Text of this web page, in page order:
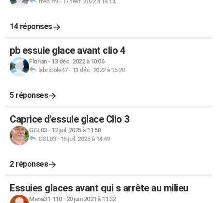
14 réponses
pb essuie glace avant clio 4
Florian- 13 déc. 2022 à 10:06
labricole47- 13 déc. 2022 à 15:28
5 réponses
Caprice d'essuie glace Clio 3
GGL03- 12 juil. 2025 à 11:58
GGL03- 15 juil. 2025 à 14:49
2 réponses
Essuies glaces avant qui s arrête au milieu
Mana31-110- 20 juin 2021 à 11:32